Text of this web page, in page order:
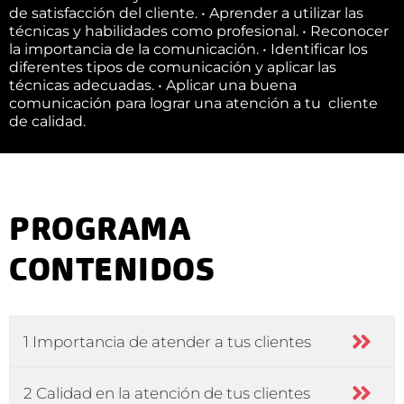
de satisfacción del cliente. • Aprender a utilizar las
técnicas y habilidades como profesional. • Reconocer
la importancia de la comunicación. • Identificar los
diferentes tipos de comunicación y aplicar las
técnicas adecuadas. • Aplicar una buena
comunicación para lograr una atención a tu cliente
de calidad.
PROGRAMA
CONTENIDOS
1 Importancia de atender a tus clientes
2 Calidad en la atención de tus clientes